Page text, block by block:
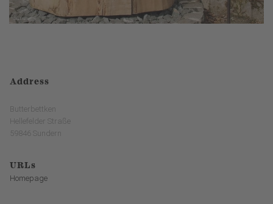
Address
Butterbettken
Hellefelder Straße
59846 Sundern
URLs
Homepage